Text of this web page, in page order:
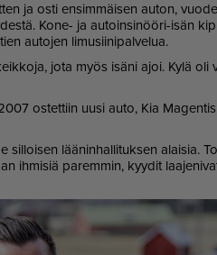
ja os­ti en­sim­mäi­sen au­ton,
Kone- ja au­toin­si­nöö­ri-isän
au­to­jen li­mu­sii­ni­pal­ve­lua.
jota myös isä­ni ajoi. Kylä oli
os­tet­tiin uu­si au­to, Kia
lää­nin­hal­li­tuk­sen alai­sia.
ih­mi­siä pa­rem­min, kyy­dit